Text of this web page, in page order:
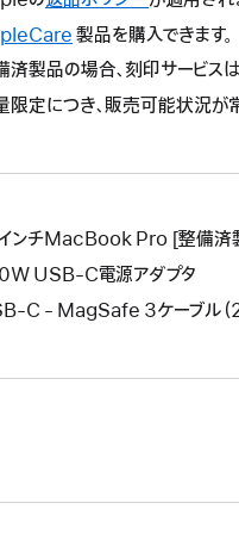
作
に
よ
ウ
ド
が
の
操
作
に
い
ウ
イ
ウ
こ
の
作
よ
新
い
ウ
き
製品を購入できます。
済製品の場合、刻印サービス
限定につき、販売可能状況が
ンチMacBook Pro [整備済
USB-C電源アダプタ
C - MagSafe 3ケーブル（2